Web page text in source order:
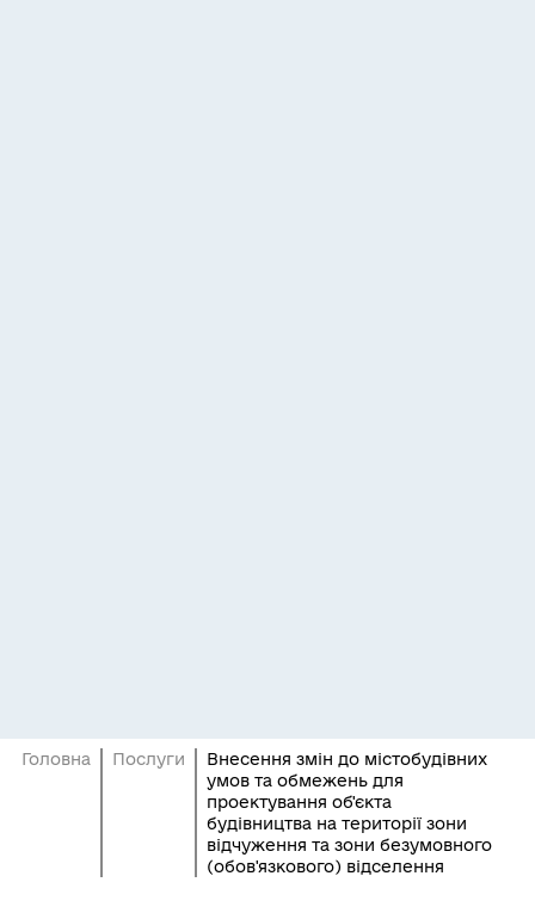
Головна Послуги
Внесення змін до містобудівних
умов та обмежень для
проектування об'єкта
будівництва на території зони
відчуження та зони безумовного
(обов'язкового) відселення